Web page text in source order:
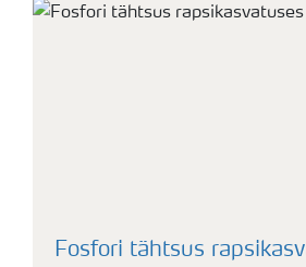
Fosfori tähtsus